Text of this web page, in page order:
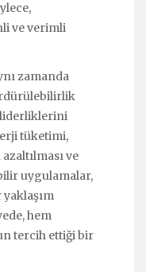
ve verimli
zamanda
liderliklerini
tüketimi,
ve
uygulamalar,
hem
tercih ettiği bir